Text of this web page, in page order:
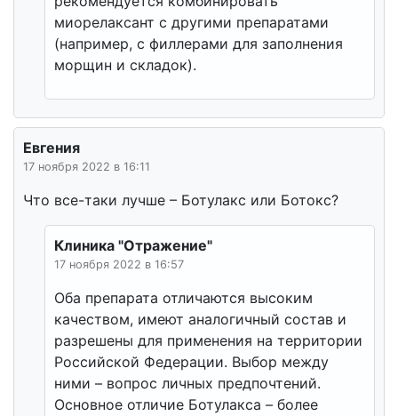
миорелаксант с другими препаратами
(например, с филлерами для заполнения
морщин и складок).
Евгения
17 ноября 2022 в 16:11
Что все-таки лучше – Ботулакс или Ботокс?
Клиника "Отражение"
17 ноября 2022 в 16:57
Оба препарата отличаются высоким
качеством, имеют аналогичный состав и
разрешены для применения на территории
Российской Федерации. Выбор между
ними – вопрос личных предпочтений.
Основное отличие Ботулакса – более